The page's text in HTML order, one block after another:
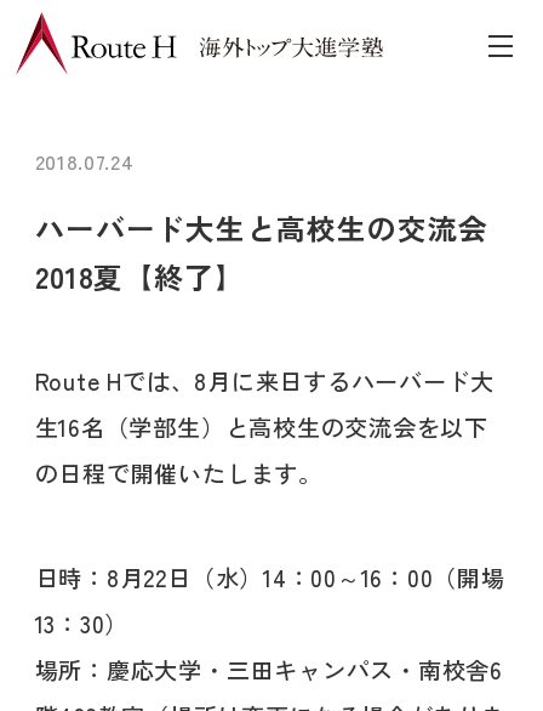
2018.07.24
ハーバード大生と高校生の交流会
2018夏 【終了】
Route Hでは、8月に来日するハーバード大
生16名（学部生）と高校生の交流会を以下
の日程で開催いたします。
日時：8月22日（水）14：00～16：00（開場
13：30）
場所：慶応大学・三田キャンパス・南校舎6